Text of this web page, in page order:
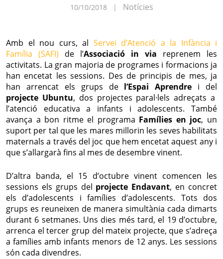
10/10/2018 | Notícies
Amb el nou curs, al Servei d’Atenció a la Infància i
Família (SAFI) de l’Associació in via reprenem les
activitats. La gran majoria de programes i formacions ja
han encetat les sessions. Des de principis de mes, ja
han arrencat els grups de l’Espai Aprendre i del
projecte Ubuntu, dos projectes paral·lels adreçats a
l’atenció educativa a infants i adolescents. També
avança a bon ritme el programa Famílies en joc, un
suport per tal que les mares millorin les seves habilitats
maternals a través del joc que hem encetat aquest any i
que s’allargarà fins al mes de desembre vinent.
D’altra banda, el 15 d’octubre vinent comencen les
sessions els grups del projecte Endavant, en concret
els d’adolescents i famílies d’adolescents. Tots dos
grups es reuneixen de manera simultània cada dimarts
durant 6 setmanes. Uns dies més tard, el 19 d’octubre,
arrenca el tercer grup del mateix projecte, que s’adreça
a famílies amb infants menors de 12 anys. Les sessions
són cada divendres.